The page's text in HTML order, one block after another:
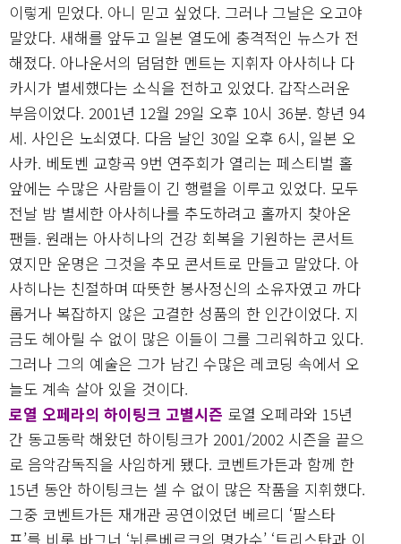
이렇게 믿었다. 아니 믿고 싶었다. 그러나 그날은 오고야
말았다. 새해를 앞두고 일본 열도에 충격적인 뉴스가 전
해졌다. 아나운서의 덤덤한 멘트는 지휘자 아사히나 다
카시가 별세했다는 소식을 전하고 있었다. 갑작스러운
부음이었다. 2001년 12월 29일 오후 10시 36분. 향년 94
세. 사인은 노쇠였다. 다음 날인 30일 오후 6시, 일본 오
사카. 베토벤 교향곡 9번 연주회가 열리는 페스티벌 홀
앞에는 수많은 사람들이 긴 행렬을 이루고 있었다. 모두
전날 밤 별세한 아사히나를 추도하려고 홀까지 찾아온
팬들. 원래는 아사히나의 건강 회복을 기원하는 콘서트
였지만 운명은 그것을 추모 콘서트로 만들고 말았다. 아
사히나는 친절하며 따뜻한 봉사정신의 소유자였고 까다
롭거나 복잡하지 않은 고결한 성품의 한 인간이었다. 지
금도 헤아릴 수 없이 많은 이들이 그를 그리워하고 있다.
그러나 그의 예술은 그가 남긴 수많은 레코딩 속에서 오
늘도 계속 살아 있을 것이다.
로열 오페라의 하이팅크 고별시즌 로열 오페라와 15년
간 동고동락 해왔던 하이팅크가 2001/2002 시즌을 끝으
로 음악감독직을 사임하게 됐다. 코벤트가든과 함께 한
15년 동안 하이팅크는 셀 수 없이 많은 작품을 지휘했다.
그중 코벤트가든 재개관 공연이었던 베르디 ‘팔스타
프’를 비롯 바그너 ‘뉘른베르크의 명가수’ ‘트리스탄과 이